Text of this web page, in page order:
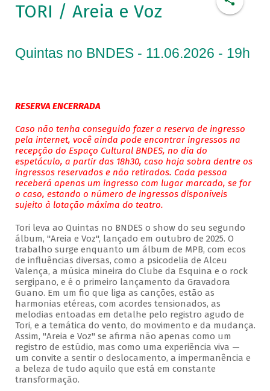
TORI / Areia e Voz
Quintas no BNDES - 11.06.2026 - 19h
RESERVA ENCERRADA
Caso não tenha conseguido fazer a reserva de ingresso
pela internet, você ainda pode encontrar ingressos na
recepção do Espaço Cultural BNDES, no dia do
espetáculo, a partir das 18h30, caso haja sobra dentre os
ingressos reservados e não retirados. Cada pessoa
receberá apenas um ingresso com lugar marcado, se for
o caso, estando o número de ingressos disponíveis
sujeito à lotação máxima do teatro.
Tori leva ao Quintas no BNDES o show do seu segundo
álbum, "Areia e Voz", lançado em outubro de 2025. O
trabalho surge enquanto um álbum de MPB, com ecos
de influências diversas, como a psicodelia de Alceu
Valença, a música mineira do Clube da Esquina e o rock
sergipano, e é o primeiro lançamento da Gravadora
Guano. Em um fio que liga as canções, estão as
harmonias etéreas, com acordes tensionados, as
melodias entoadas em detalhe pelo registro agudo de
Tori, e a temática do vento, do movimento e da mudança.
Assim, "Areia e Voz" se afirma não apenas como um
registro de estúdio, mas como uma experiência viva —
um convite a sentir o deslocamento, a impermanência e
a beleza de tudo aquilo que está em constante
transformação.